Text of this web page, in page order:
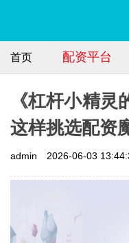
首页 配资平台
《杠杆小精
这样挑选配资
admin 2026-06-03